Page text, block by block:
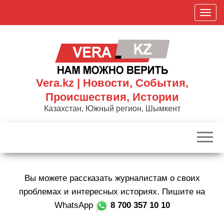
П
о
к
р
Vera.kz | Новости, События,
Происшествия, Истории
Казахстан, Южный регион, Шымкент
Вы можете рассказать журналистам о своих
проблемах и интересных историях. Пишите на
WhatsApp
8 700 357 10 10